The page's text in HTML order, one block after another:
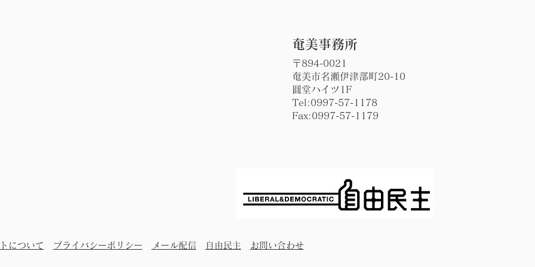
​奄美事務所
〒894-0021
奄美市名瀬伊津部町20-10
圓堂ハイツ1F
Tel:0997-57-1178
Fax:0997-57-1179
について プライバシーポリシー メール配信 自由民主 お問い合わせ